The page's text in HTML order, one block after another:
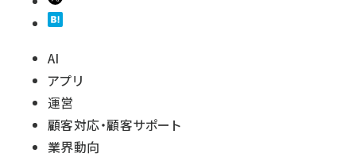
AI
アプリ
運営
顧客対応・顧客サポート
業界動向